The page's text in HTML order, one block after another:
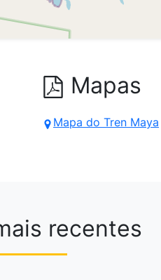
Mapas
Mapa do Tren Maya
recentes